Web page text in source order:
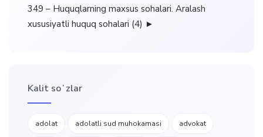
349 – Huquqlarning maxsus sohalari. Aralash
xususiyatli huquq sohalari (4) ►
Kalit soʻzlar
adolat adolatli sud muhokamasi advokat